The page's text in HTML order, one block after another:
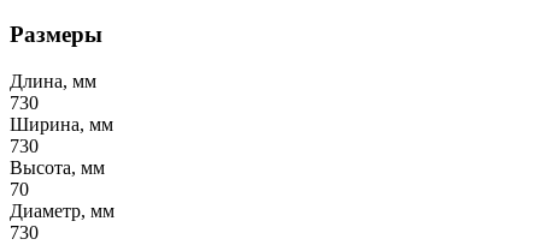
Размеры
Длина, мм
730
Ширина, мм
730
Высота, мм
70
Диаметр, мм
730